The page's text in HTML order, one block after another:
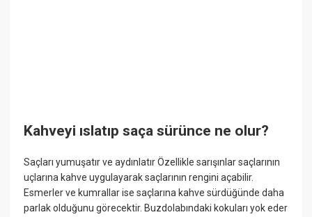
Kahveyi ıslatıp saça sürünce ne olur?
Saçları yumuşatır ve aydınlatır Özellikle sarışınlar saçlarının
uçlarına kahve uygulayarak saçlarının rengini açabilir.
Esmerler ve kumrallar ise saçlarına kahve sürdüğünde daha
parlak olduğunu görecektir. Buzdolabındaki kokuları yok eder